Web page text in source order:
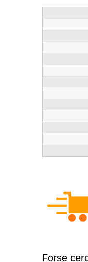
Forse